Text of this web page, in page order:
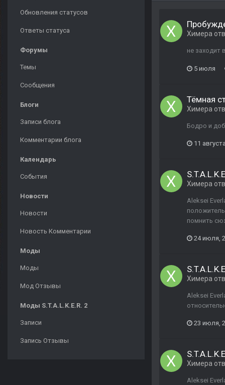
Обновления статусов
Ответы статуса
Форумы
Темы
Сообщения
Блоги
Записи блога
Комментарии блога
Календарь
События
Новости
Новости
Новость Комментарии
Моды
Моды
Мод Отзывы
Моды S.T.A.L.K.E.R. 2
Записи
Запись Отзывы
Химера
не заходит
5 июля
Тёмная
Химера
Бодро и
11
Химера
Aleksei
помнить
24 июля,
Химера
Aleksei
23 июля,
Химера
Aleksei